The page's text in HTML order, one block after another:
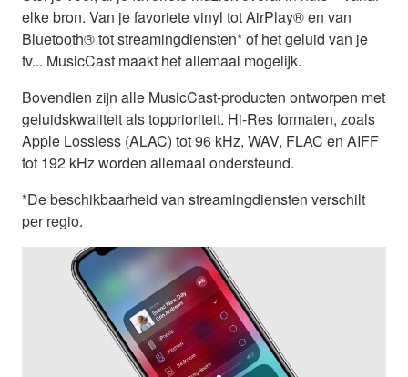
elke bron. Van je favoriete vinyl tot AirPlay® en van
Bluetooth® tot streamingdiensten* of het geluid van je
tv... MusicCast maakt het allemaal mogelijk.
Bovendien zijn alle MusicCast-producten ontworpen met
geluidskwaliteit als topprioriteit. Hi-Res formaten, zoals
Apple Lossless (ALAC) tot 96 kHz, WAV, FLAC en AIFF
tot 192 kHz worden allemaal ondersteund.
*De beschikbaarheid van streamingdiensten verschilt
per regio.